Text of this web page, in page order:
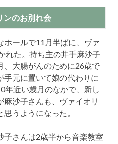
ンのお別れ会
ールで11月半ばに、ヴァ
れた。持ち主の井手麻沙子
、大腸がんのために26歳で
手元に置いて娘の代わりに
年近い歳月のなかで、新し
沙子さんも、ヴァイオリ
うようになった。
さんは2歳半から音楽教室